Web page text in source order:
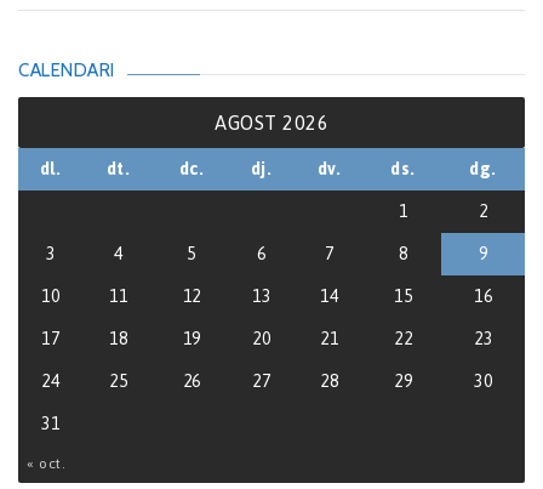
CALENDARI
AGOST 2026
dl. dt. dc. dj. dv. ds. dg.
« oct.
1 2
3 4 5 6 7 8 9
10 11 12 13 14 15 16
17 18 19 20 21 22 23
24 25 26 27 28 29 30
31